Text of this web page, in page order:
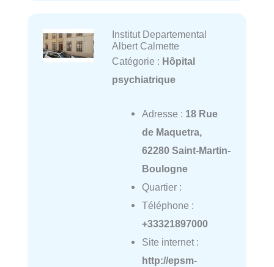
Institut Departemental
Albert Calmette
Catégorie : Hôpital
psychiatrique
Adresse : 18 Rue
de Maquetra,
62280 Saint-Martin-
Boulogne
Quartier :
Téléphone :
+33321897000
Site internet :
http://epsm-